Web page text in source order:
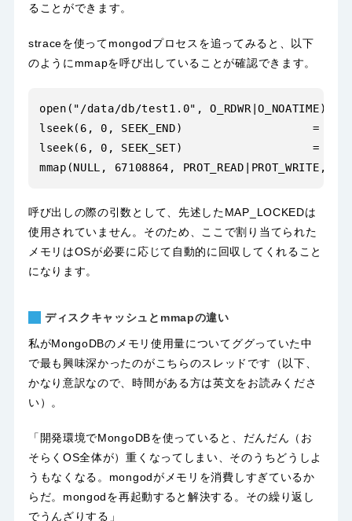
ることができます。
straceを使ってmongodプロセスを追ってみると、以下
のようにmmapを呼び出していることが確認できます。
open("/data/db/test1.0", O_RDWR|O_NOATIME) =
lseek(6, 0, SEEK_END)                   =
lseek(6, 0, SEEK_SET)                   =
呼び出しの際の引数として、先述したMAP_LOCKEDは
使用されていません。そのため、ここで割り当てられた
メモリはOSが必要に応じて自動的に回収してくれること
になります。
ディスクキャッシュとmmapの違い
私がMongoDBのメモリ使用量についてググっていた中
で最も興味深かったのがこちらのスレッド です（以下、
かなり意訳なので、時間がある方は英文をお読みくださ
い）。
「開発環境でMongoDBを使っていると、だんだん（お
そらくOS全体が）重くなってしまい、そのうちどうしよ
うもなくなる。mongodがメモリを消費しすぎているか
らだ。mongodを再起動すると解決する。その繰り返し
でうんざりする」